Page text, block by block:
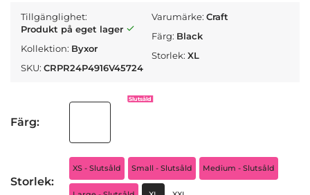
Tillgänglighet:
Produkt på eget lager
Kollektion: Byxor
SKU: CRPR24P4916V45724
Varumärke:Craft
Färg: Black
Storlek:XL
Färg:
Slutsåld
Storlek:
XS - Slutsåld Small - Slutsåld Medium - Slutsåld